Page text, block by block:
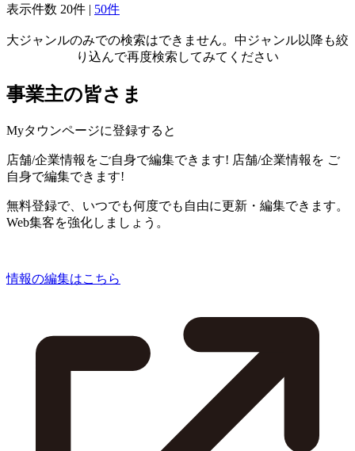
表示件数 20件 | 50件
大ジャンルのみでの検索はできません。中ジャンル以降も絞
り込んで再度検索してみてください
事業主の皆さま
Myタウンページに登録すると
店舗/企業情報をご自身で編集できます! 店舗/企業情報を ご
自身で編集できます!
無料登録で、いつでも何度でも自由に更新・編集できます。
Web集客を強化しましょう。
情報の編集はこちら